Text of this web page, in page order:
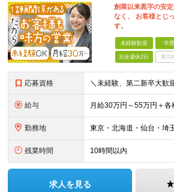
創業以来黒字の安
なく、 お客様とじ
す。
未経験歓迎 学
完全週休2日 賞与
応募資格
給与
勤務地
残業時間 10時間以内
求人を見る